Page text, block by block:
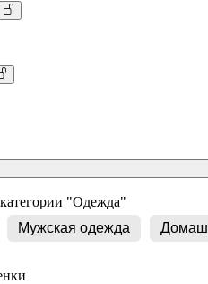
"Одежда"
Мужская одежда